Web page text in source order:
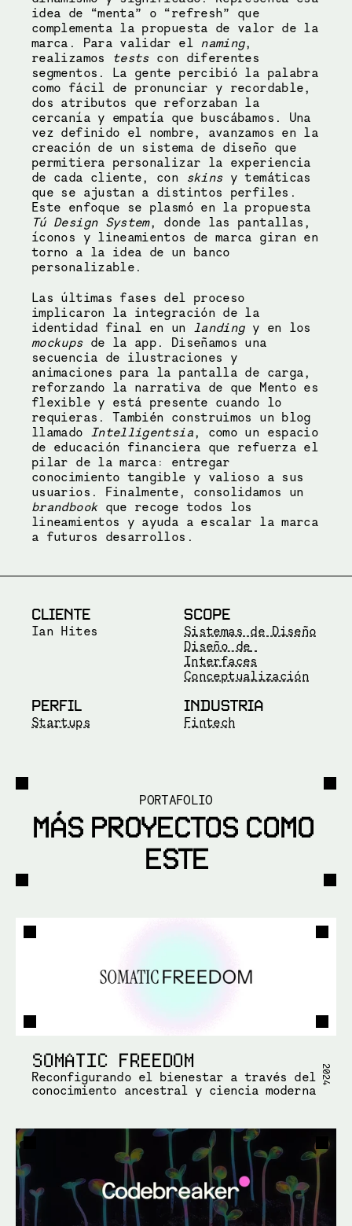
idea de “menta” o “refresh” que
complementa la propuesta de valor de la
marca. Para validar el naming,
realizamos
tests con diferentes
segmentos. La gente percibió la palabra
como fácil de pronunciar y recordable,
dos atributos que reforzaban la
cercanía y empatía que buscábamos. Una
vez definido el nombre, avanzamos en la
creación de un sistema de diseño que
permitiera personalizar la experiencia
de cada cliente, con
skins y temáticas
que se ajustan a distintos perfiles.
Tú Design System, donde las pantallas,
íconos y lineamientos de marca giran en
torno a la idea de un banco
personalizable.
Las últimas fases del proceso
implicaron la integración de la
identidad final en un landing
mockups de la app. Diseñamos una
secuencia de ilustraciones y
animaciones para la pantalla de carga,
reforzando la narrativa de que Mento es
flexible y está presente cuando lo
requieras. También construimos un blog
llamado Intelligentsia, como un espacio
de educación financiera que refuerza el
pilar de la marca: entregar
conocimiento tangible y valioso a sus
brandbook que recoge todos los
lineamientos y ayuda a escalar la marca
a futuros desarrollos.
CLIENTE
Ian Hites
SCOPE
Sistemas de Diseño
Diseño de
Interfaces
Conceptualización
PERFIL
Startups
INDUSTRIA
Fintech
PORTAFOLIO
MÁS PROYECTOS COMO
ESTE
SOMATIC FREEDOM
Reconfigurando el bienestar a través del
conocimiento ancestral y ciencia moderna
2024